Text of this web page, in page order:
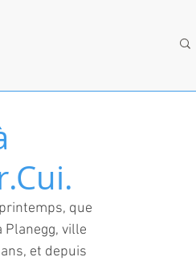
que
Planegg, ville
et depuis